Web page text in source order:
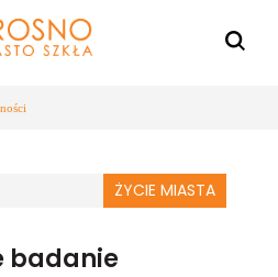
ŻYCIE MIASTA
badanie